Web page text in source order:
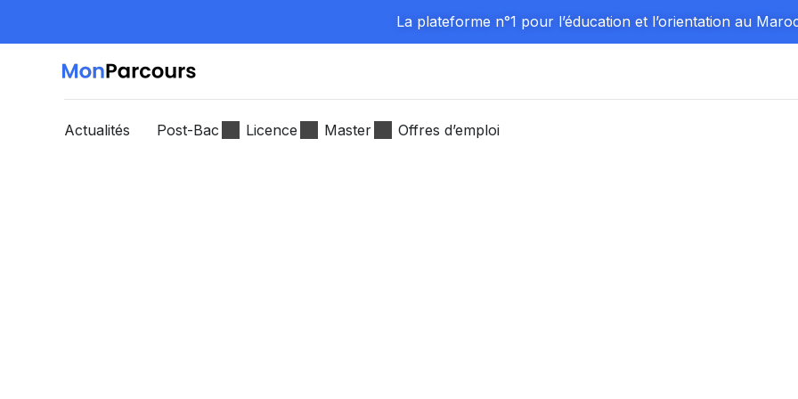
La plateforme n°1 pour l’éducation et l’orientation au
Actualités Post-Bac Licence Master Offres d’emploi